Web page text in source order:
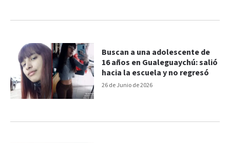
26 de Junio de 2026
Buscan a una adolescente de
16 años en Gualeguaychú: salió
hacia la escuela y no regresó